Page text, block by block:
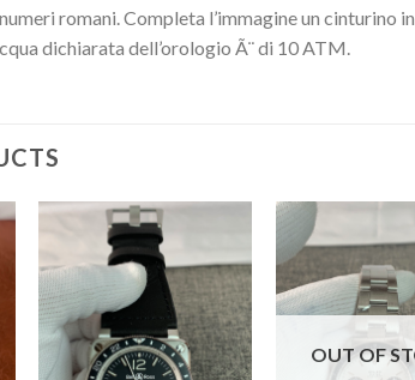
romani. Completa l’immagine un cinturino
dichiarata dell’orologio Ã¨ di 10 ATM.
OUT OF